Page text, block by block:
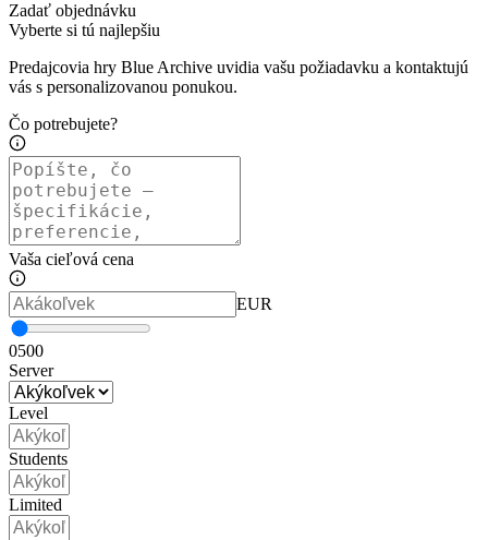
Zadať objednávku
Vyberte si tú najlepšiu
Predajcovia hry Blue Archive uvidia vašu požiadavku a kontaktujú
vás s personalizovanou ponukou.
Čo potrebujete?
Vaša cieľová cena
EUR
0500
Server
Level
Students
Limited